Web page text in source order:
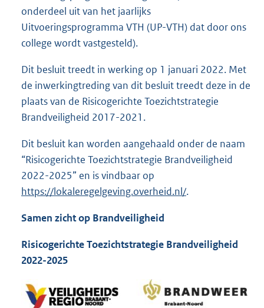
onderdeel uit van het jaarlijks
Uitvoeringsprogramma VTH (UP-VTH) dat door ons
college wordt vastgesteld).
Dit besluit treedt in werking op 1 januari 2022. Met
de inwerkingtreding van dit besluit treedt deze in de
plaats van de Risicogerichte Toezichtstrategie
Brandveiligheid 2017-2021.
Dit besluit kan worden aangehaald onder de naam
“Risicogerichte Toezichtstrategie Brandveiligheid
2022-2025” en is vindbaar op
https://lokaleregelgeving.overheid.nl/.
Samen zicht op Brandveiligheid
Risicogerichte Toezichtstrategie Brandveiligheid
2022-2025